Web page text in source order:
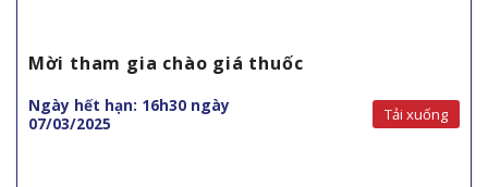
Mời tham gia chào giá thuốc
Ngày hết hạn: 16h30 ngày
07/03/2025
Tải xuống